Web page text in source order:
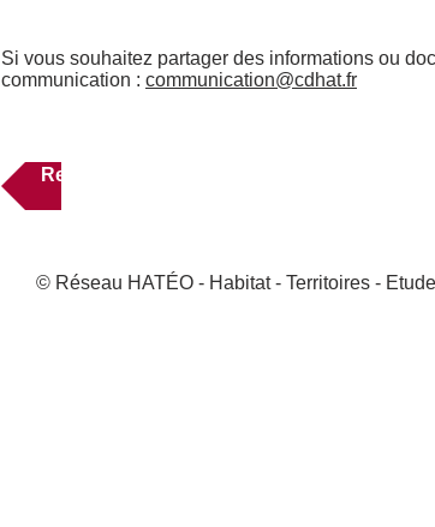
Si vous souhaitez partager des informations ou
communication : communication@cdhat.fr
Retour à l'espace privé
© Réseau HATÉO - Habitat - Territoires -